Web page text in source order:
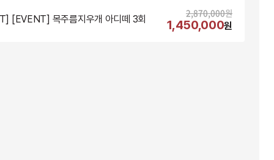
[EVENT] 목주름지우개 아디떼 3회 2,870,000원
1,450,000원